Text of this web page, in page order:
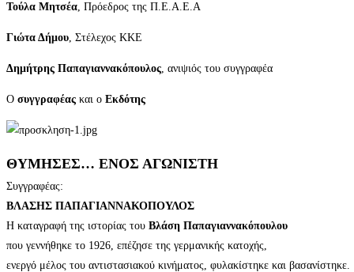
Τούλα Μητσέα, Πρόεδρος της Π.Ε.Α.Ε.Α
Γιώτα Δήμου, Στέλεχος ΚΚΕ
Δημήτρης Παπαγιαννακόπουλος, ανιψιός του συγγραφέα
Ο συγγραφέας και ο Εκδότης
ΘΥΜΗΣΕΣ… ΕΝΟΣ ΑΓΩΝΙΣΤΗ
Συγγραφέας:
ΒΛΑΣΗΣ ΠΑΠΑΓΙΑΝΝΑΚΟΠΟΥΛΟΣ
Η καταγραφή της ιστορίας του Βλάση Παπαγιαννακόπουλου
που γεννήθηκε το 1926, επέζησε της γερμανικής κατοχής,
ενεργό μέλος του αντιστασιακού κινήματος, φυλακίστηκε και βασανίστηκε.